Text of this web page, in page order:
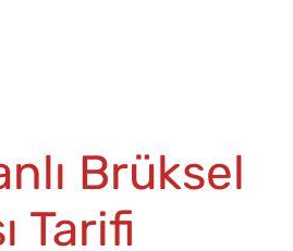
Brüksel
Tarifi